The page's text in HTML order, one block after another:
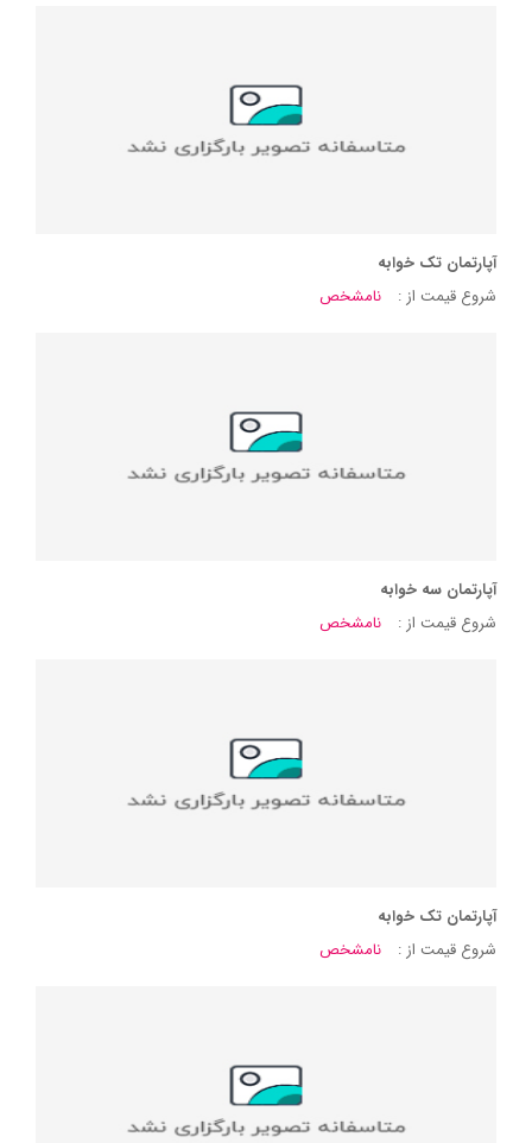
آپارتمان تک خوابه
شروع قیمت از :
نامشخص
آپارتمان سه خوابه
شروع قیمت از :
نامشخص
آپارتمان تک خوابه
شروع قیمت از :
نامشخص